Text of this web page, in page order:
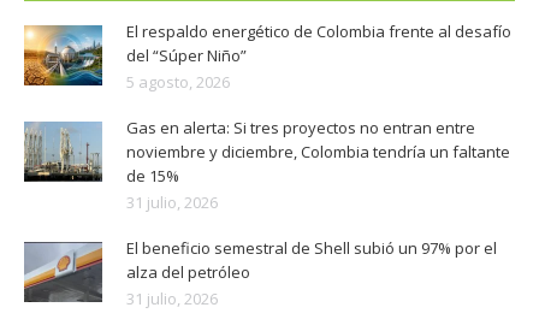
El respaldo energético de Colombia frente al desafío
del “Súper Niño”
5 agosto, 2026
Gas en alerta: Si tres proyectos no entran entre
noviembre y diciembre, Colombia tendría un faltante
de 15%
31 julio, 2026
El beneficio semestral de Shell subió un 97% por el
alza del petróleo
31 julio, 2026